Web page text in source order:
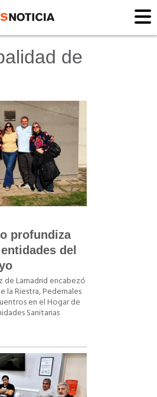
de
profundiza
del
de Lamadrid encabezó
la Riestra, Pedernales
en el Hogar de
Sanitarias